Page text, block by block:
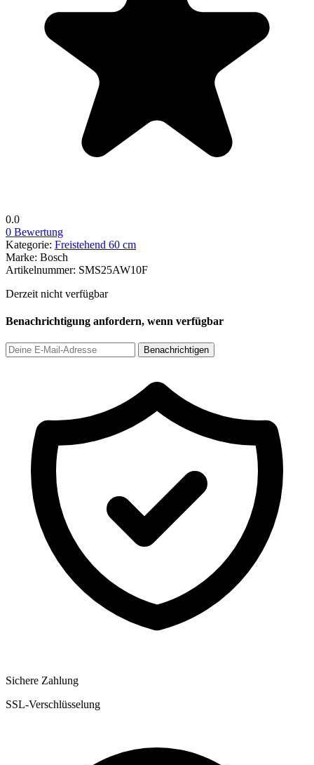
0.0
0 Bewertung
Kategorie: Freistehend 60 cm
Marke: Bosch
Artikelnummer: SMS25AW10F
Derzeit nicht verfügbar
Benachrichtigung anfordern, wenn verfügbar
Benachrichtigen
Sichere Zahlung
SSL-Verschlüsselung